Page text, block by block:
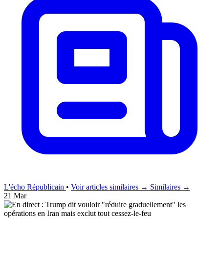
L'écho Républicain • Voir articles similaires → Similaires →
21 Mar